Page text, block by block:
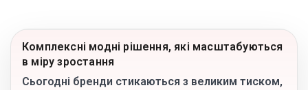
Комплексні модні рішення, які масштабуються
в міру зростання
Сьогодні бренди стикаються з великим тиском,